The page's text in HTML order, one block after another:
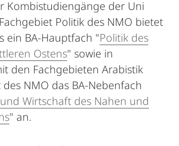
Kombistudiengänge der Uni
Politik des NMO bietet
ein BA-Hauptfach "Politik des
Ostens" sowie in
den Fachgebieten Arabistik
NMO das BA-Nebenfach
Wirtschaft des Nahen und
" an.